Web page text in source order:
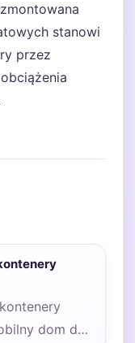
stanowi
przez
dom do